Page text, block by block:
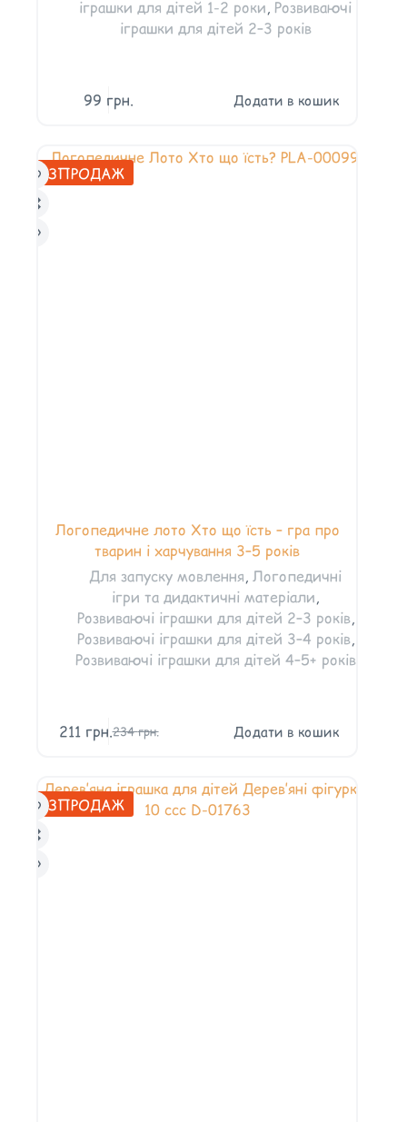
іграшки для дітей 1-2 роки, Розвиваючі
іграшки для дітей 2–3 років
99 грн. Додати в кошик
РОЗПРОДАЖ
Логопедичне лото Хто що їсть – гра про
тварин і харчування 3–5 років
Для запуску мовлення,Логопедичні
ігри та дидактичні матеріали,
Розвиваючі іграшки для дітей 2–3 років,
Розвиваючі іграшки для дітей 3–4 років,
Розвиваючі іграшки для дітей 4–5+ років
234грн.
211 грн. Додати в кошик
РОЗПРОДАЖ